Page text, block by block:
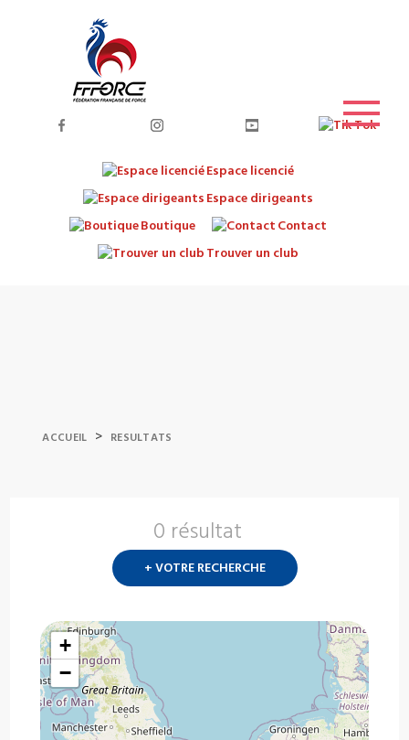
Espace licencié
Espace dirigeants
Boutique
Contact
Trouver un club
ACCUEIL > RESULTATS
0 résultat
+ VOTRE RECHERCHE
+
−